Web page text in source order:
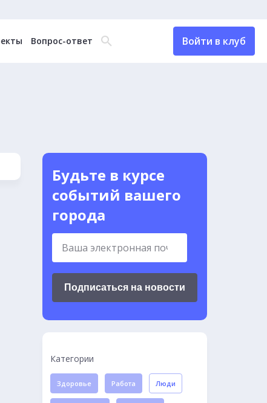
Вопрос-ответ Войти в клуб
Будьте в курсе
событий вашего
города
Подписаться на новости
Категории
Здоровье Работа Люди